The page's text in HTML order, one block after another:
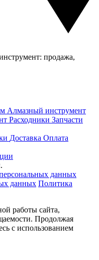
продажа,
Алмазный инструмент
Расходники Запчасти
Доставка Оплата
данных
данных Политика
работы сайта,
Продолжая
с использованием